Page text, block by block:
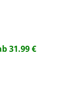
31.99€